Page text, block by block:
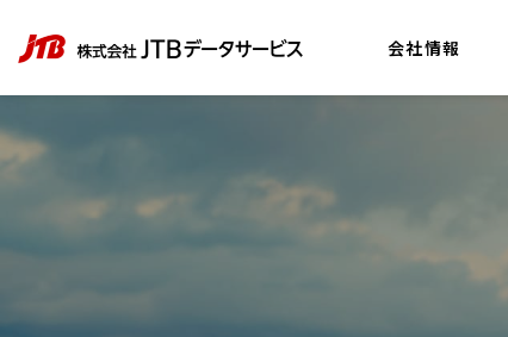
会社情報
COMPANY